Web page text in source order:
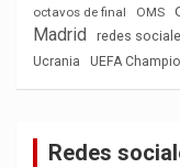
octavos de final OMS
Madrid
redes
Ucrania
UEFA
Redes